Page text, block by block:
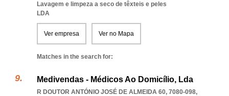
Lavagem e limpeza a seco de têxteis e peles
LDA
Ver empresa Ver no Mapa
Matches in the search for:
Medivendas - Médicos Ao Domicílio, Lda
R DOUTOR ANTÓNIO JOSÉ DE ALMEIDA 60, 7080-098,